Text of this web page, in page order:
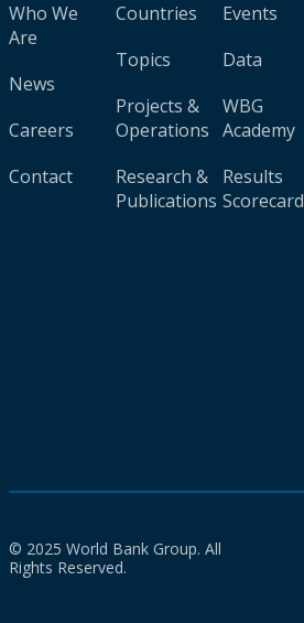
Who We
Are
News
Careers
Contact
Countries
Topics
Projects &
Operations
Research &
Publications
Events
Data
WBG
Academy
Results
Scorecard
© 2025 World Bank Group. All
Rights Reserved.